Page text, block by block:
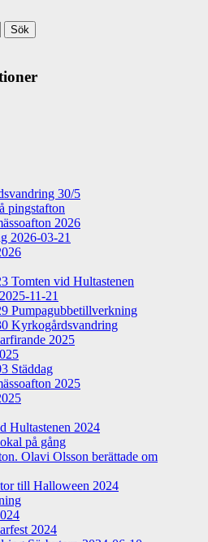
30/5
pingstafton
2026
2026-03-21
Tomten vid Hultastenen
11-21
Pumpagubbetillverkning
Kyrkogårdsvandring
2025
Städdag
2025
Hultastenen 2024
på gång
Olavi Olsson berättade om
till Halloween 2024
2024